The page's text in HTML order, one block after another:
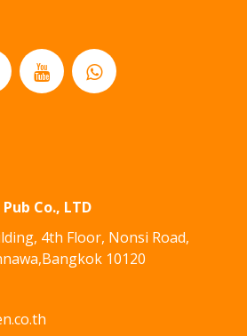
Co., LTD
4th Floor, Nonsi Road,
10120